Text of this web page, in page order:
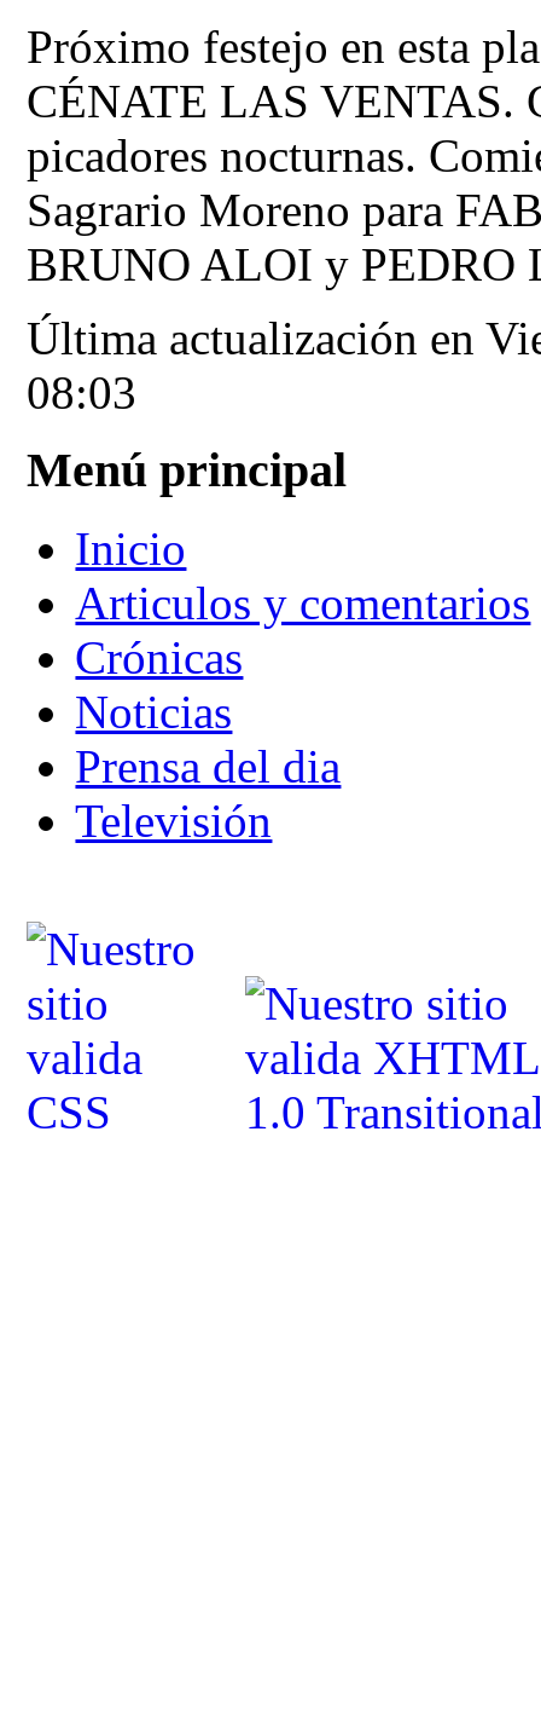
Próximo festejo en esta
CÉNATE LAS VENTAS.
picadores nocturnas.
Sagrario Moreno para
BRUNO ALOI y PEDRO
Última actualización en
08:03
Menú principal
Inicio
Articulos y comentarios
Crónicas
Noticias
Prensa del dia
Televisión